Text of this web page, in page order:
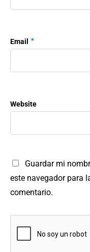
Email *
Website
Guardar mi
este navegador para
comentario.